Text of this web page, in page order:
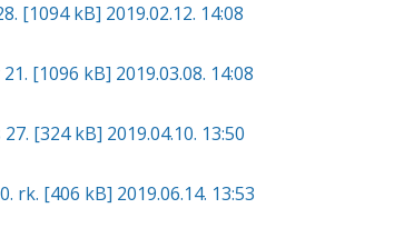
[1094 kB] 2019.02.12. 14:08
[1096 kB] 2019.03.08. 14:08
[324 kB] 2019.04.10. 13:50
rk. [406 kB] 2019.06.14. 13:53